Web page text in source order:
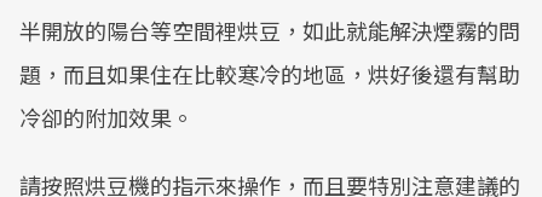
半開放的陽台等空間裡烘豆，如此就能解決煙霧的問
題，而且如果住在比較寒冷的地區，烘好後還有幫助
冷卻的附加效果。
請按照烘豆機的指示來操作，而且要特別注意建議的